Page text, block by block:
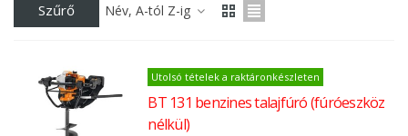
Szűrő Név, A-tól Z-ig
Utolsó tételek a raktáronkészleten
BT 131 benzines talajfúró (fúróeszköz
nélkül)